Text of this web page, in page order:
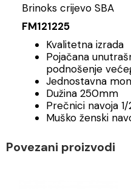
Brinoks crijevo SBA
FM121225
Kvalitetna izrada
Pojačana
podnošenje
Jednostavna
Dužina 250mm
Prečnici navoja 1/
Muško ženski
Povezani proizvodi